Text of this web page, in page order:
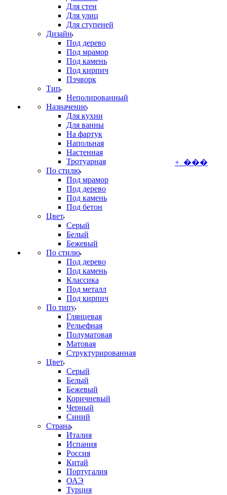
Для стен
Для улиц
Для ступеней
Дизайн
Под дерево
Под мрамор
Под камень
Под кирпич
Пэчворк
Тип
Неполированный
Назначение
Для кухни
Для ванны
На фартук
Напольная
Настенная
Тротуарная
По стилю
Под мрамор
Под дерево
Под камень
Под бетон
Цвет
Серый
Белый
Бежевый
По стилю
Под дерево
Под камень
Классика
Под металл
Под кирпич
По типу
Глянцевая
Рельефная
Полуматовая
Матовая
Структурированная
Цвет
Серый
Белый
Бежевый
Коричневый
Черный
Синий
Страна
Италия
Испания
Россия
Китай
Португалия
ОАЭ
Турция
+ ���